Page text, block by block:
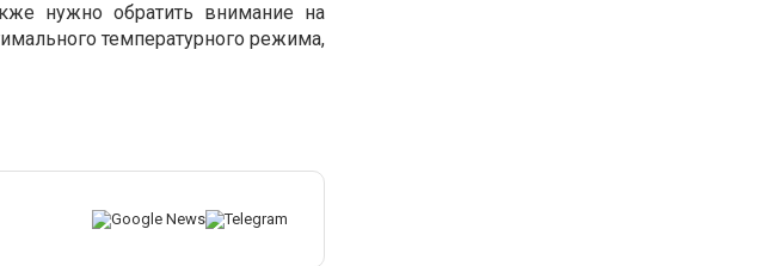
нужно обратить внимание на
температурного режима,